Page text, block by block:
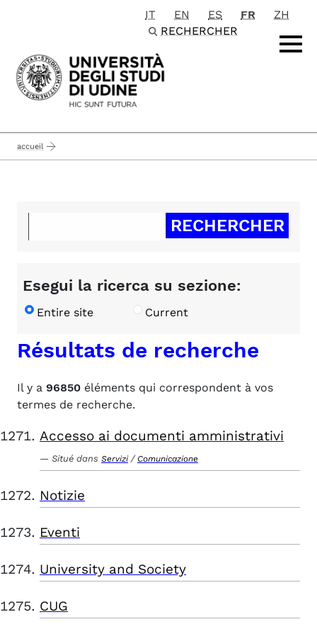
Passa al contenuto principale
IT EN ES FR
ZH
RECHERCHER
accueil
Esegui la ricerca su sezione:
Entire site Current
Résultats de recherche
Il y a 96850 éléments qui correspondent à vos
termes de recherche.
Accesso ai documenti amministrativi
Situé dans Servizi / Comunicazione
Notizie
Eventi
University and Society
CUG